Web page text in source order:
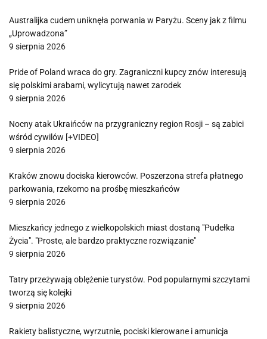
Australijka cudem uniknęła porwania w Paryżu. Sceny jak z filmu
„Uprowadzona”
9 sierpnia 2026
Pride of Poland wraca do gry. Zagraniczni kupcy znów interesują
się polskimi arabami, wylicytują nawet zarodek
9 sierpnia 2026
Nocny atak Ukraińców na przygraniczny region Rosji – są zabici
wśród cywilów [+VIDEO]
9 sierpnia 2026
Kraków znowu dociska kierowców. Poszerzona strefa płatnego
parkowania, rzekomo na prośbę mieszkańców
9 sierpnia 2026
Mieszkańcy jednego z wielkopolskich miast dostaną "Pudełka
Życia". "Proste, ale bardzo praktyczne rozwiązanie"
9 sierpnia 2026
Tatry przeżywają oblężenie turystów. Pod popularnymi szczytami
tworzą się kolejki
9 sierpnia 2026
Rakiety balistyczne, wyrzutnie, pociski kierowane i amunicja